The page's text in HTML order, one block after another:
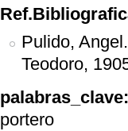
Pulido,
Teodoro,
portero